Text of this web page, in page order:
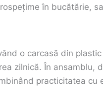
în bucătărie,
o carcasă din
zilnică. În ansamblu,
practicitatea cu